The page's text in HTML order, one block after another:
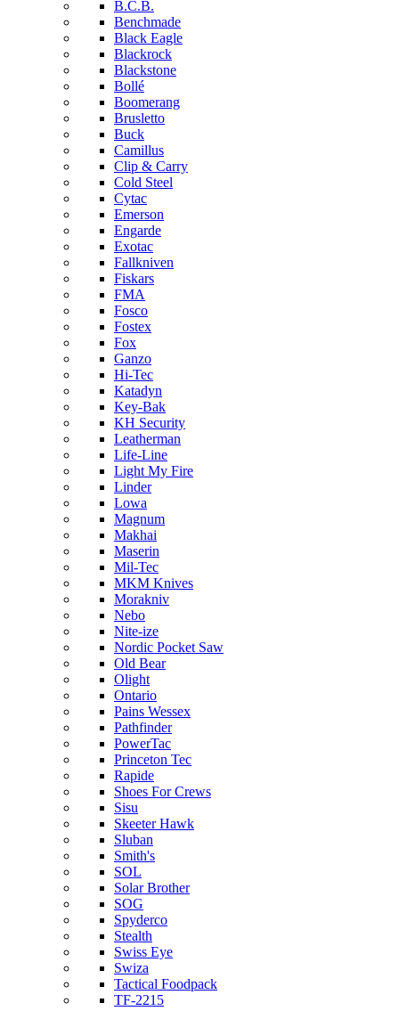
B.C.B.
Benchmade
Black Eagle
Blackrock
Blackstone
Bollé
Boomerang
Brusletto
Buck
Camillus
Clip & Carry
Cold Steel
Cytac
Emerson
Engarde
Exotac
Fallkniven
Fiskars
FMA
Fosco
Fostex
Fox
Ganzo
Hi-Tec
Katadyn
Key-Bak
KH Security
Leatherman
Life-Line
Light My Fire
Linder
Lowa
Magnum
Makhai
Maserin
Mil-Tec
MKM Knives
Morakniv
Nebo
Nite-ize
Nordic Pocket Saw
Old Bear
Olight
Ontario
Pains Wessex
Pathfinder
PowerTac
Princeton Tec
Rapide
Shoes For Crews
Sisu
Skeeter Hawk
Sluban
Smith's
SOL
Solar Brother
SOG
Spyderco
Stealth
Swiss Eye
Swiza
Tactical Foodpack
TF-2215